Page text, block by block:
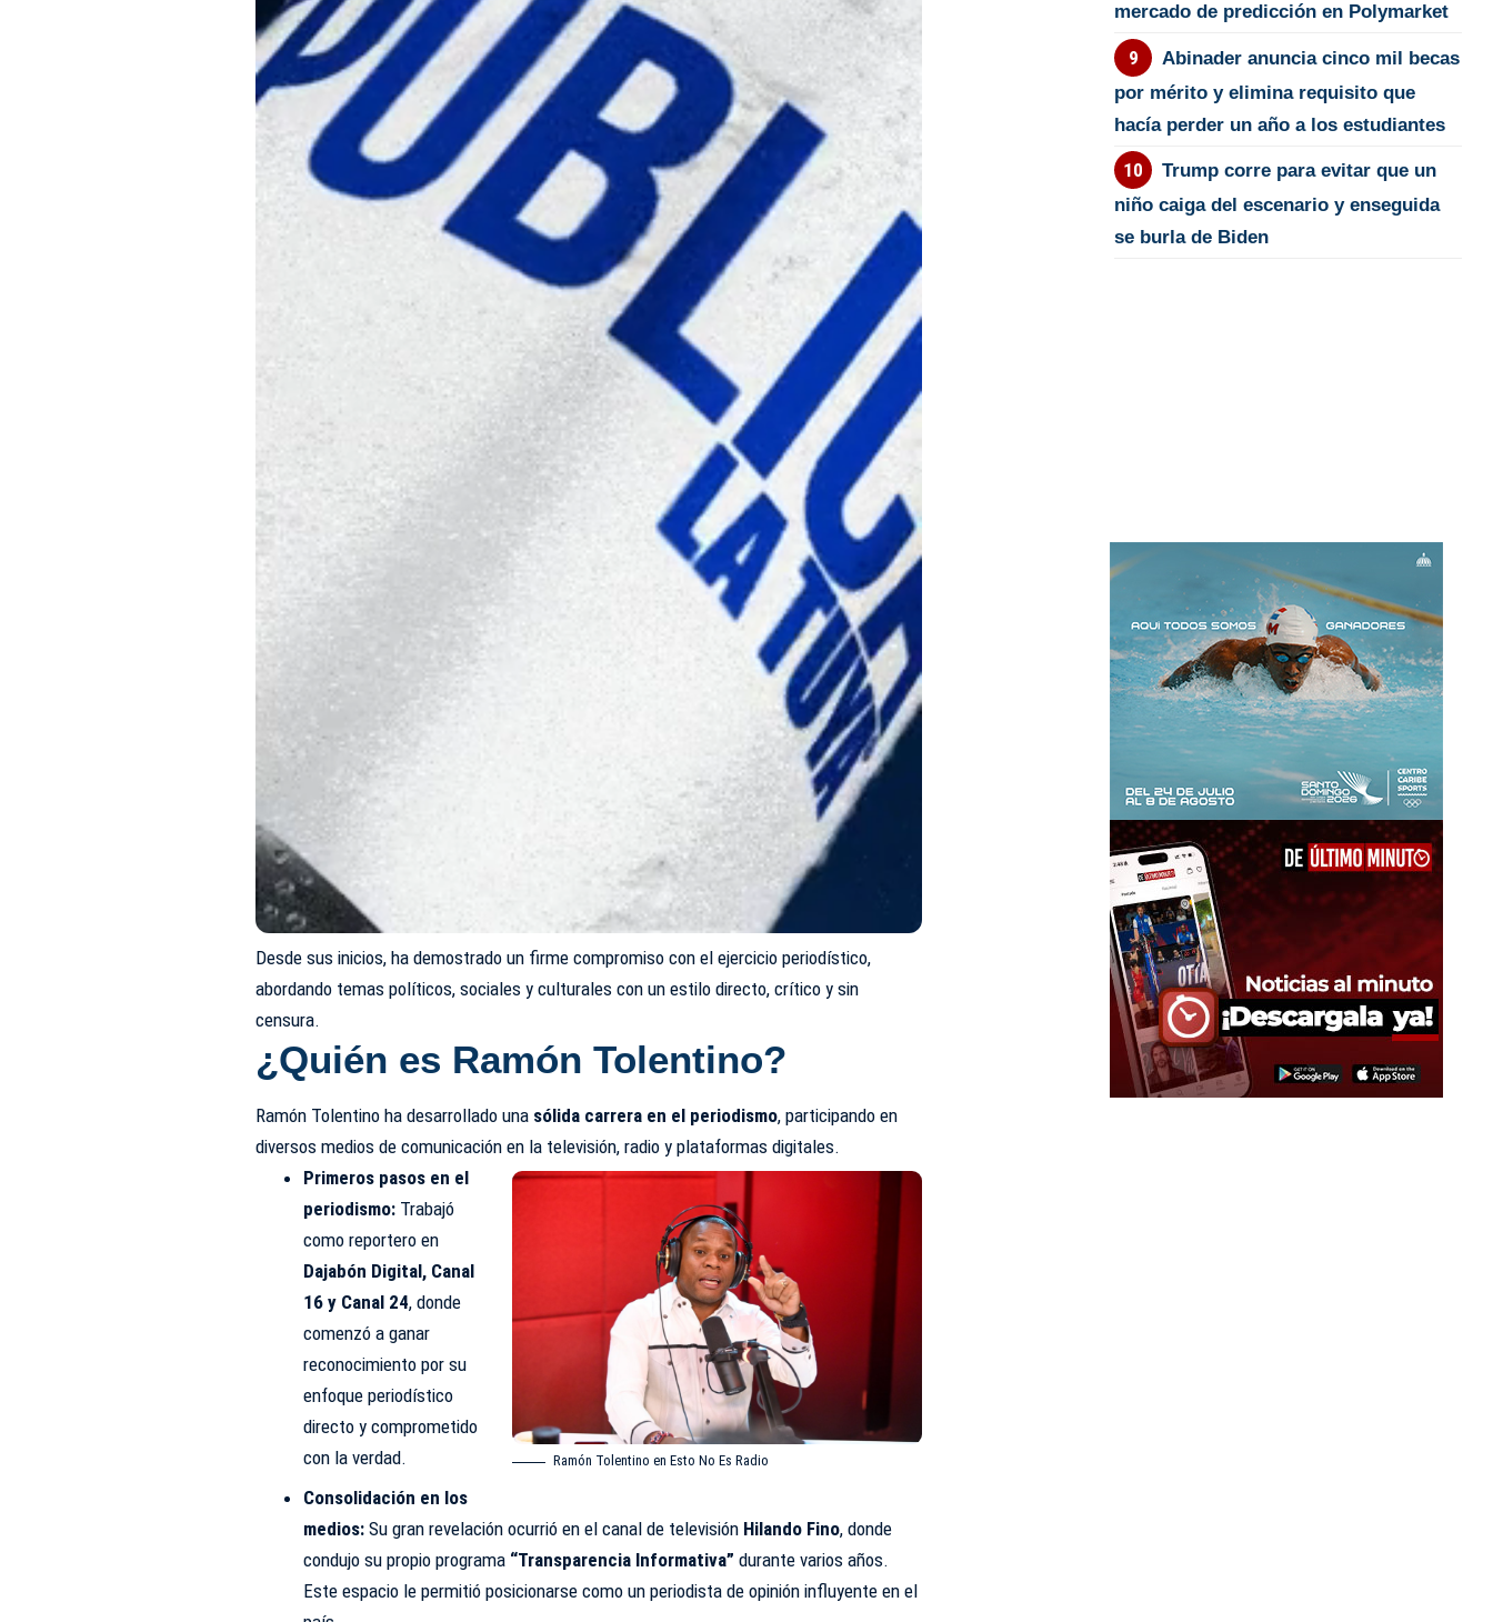
Desde sus inicios, ha demostrado un firme compromiso con el ejercicio periodístico,
abordando temas políticos, sociales y culturales con un estilo directo, crítico y sin
censura.
¿Quién es Ramón Tolentino?
Ramón Tolentino ha desarrollado una sólida carrera en el periodismo, participando en
diversos medios de comunicación en la televisión, radio y plataformas digitales.
Ramón Tolentino en Esto No Es Radio
Primeros pasos en el
periodismo:Trabajó
como reportero en
Dajabón Digital, Canal
16 y Canal 24, donde
comenzó a ganar
reconocimiento por su
enfoque periodístico
directo y comprometido
con la verdad.
Consolidación en los
medios:Su gran revelación ocurrió en el canal de televisión Hilando Fino, donde
condujo su propio programa “Transparencia Informativa” durante varios años.
Este espacio le permitió posicionarse como un periodista de opinión influyente en el
mercado de predicción en Polymarket
Abinader anuncia cinco mil becas
por mérito y elimina requisito que
hacía perder un año a los estudiantes
Trump corre para evitar que un
niño caiga del escenario y enseguida
se burla de Biden